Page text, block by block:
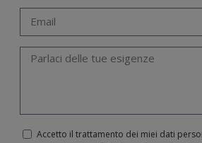
Accetto il trattamento dei miei dati